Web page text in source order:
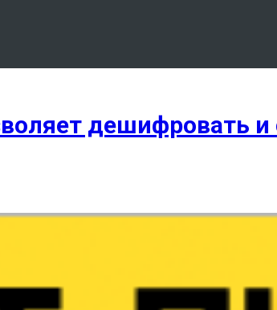
дешифровать